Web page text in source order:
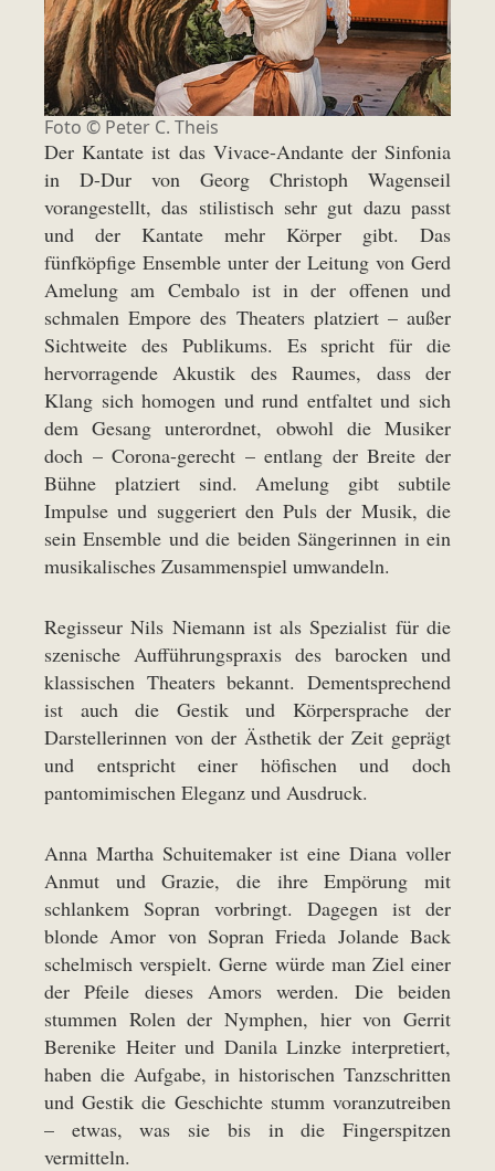
Foto © Peter C. Theis
Der Kantate ist das Vivace-Andante der Sinfonia
in D-Dur von Georg Christoph Wagenseil
vorangestellt, das stilistisch sehr gut dazu passt
und der Kantate mehr Körper gibt. Das
fünfköpfige Ensemble unter der Leitung von Gerd
Amelung am Cembalo ist in der offenen und
schmalen Empore des Theaters platziert – außer
Sichtweite des Publikums. Es spricht für die
hervorragende Akustik des Raumes, dass der
Klang sich homogen und rund entfaltet und sich
dem Gesang unterordnet, obwohl die Musiker
doch – Corona-gerecht – entlang der Breite der
Bühne platziert sind. Amelung gibt subtile
Impulse und suggeriert den Puls der Musik, die
sein Ensemble und die beiden Sängerinnen in ein
musikalisches Zusammenspiel umwandeln.
Regisseur Nils Niemann ist als Spezialist für die
szenische Aufführungspraxis des barocken und
klassischen Theaters bekannt. Dementsprechend
ist auch die Gestik und Körpersprache der
Darstellerinnen von der Ästhetik der Zeit geprägt
und entspricht einer höfischen und doch
pantomimischen Eleganz und Ausdruck.
Anna Martha Schuitemaker ist eine Diana voller
Anmut und Grazie, die ihre Empörung mit
schlankem Sopran vorbringt. Dagegen ist der
blonde Amor von Sopran Frieda Jolande Back
schelmisch verspielt. Gerne würde man Ziel einer
der Pfeile dieses Amors werden. Die beiden
stummen Rolen der Nymphen, hier von Gerrit
Berenike Heiter und Danila Linzke interpretiert,
haben die Aufgabe, in historischen Tanzschritten
und Gestik die Geschichte stumm voranzutreiben
– etwas, was sie bis in die Fingerspitzen
vermitteln.